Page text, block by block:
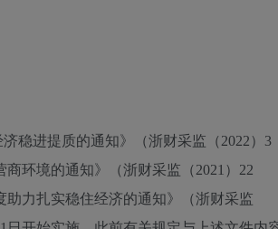
稳进提质的通知》（浙财采监（2022）3
环境的通知》（浙财采监（2021）22
力扎实稳住经济的通知》（浙财采监